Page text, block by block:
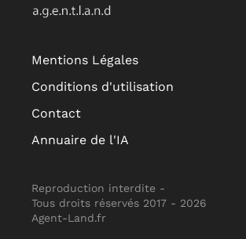
Mentions Légales
Conditions d'utilisation
Contact
Annuaire de l'IA
Reproduction interdite -
Tous droits réservés 2017 - 2026
Agent-Land.fr